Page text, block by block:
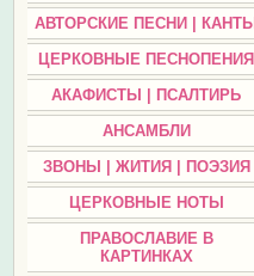
АВТОРСКИЕ ПЕСНИ | КАНТЫ
ЦЕРКОВНЫЕ ПЕСНОПЕНИЯ
АКАФИСТЫ | ПСАЛТИРЬ
АНСАМБЛИ
ЗВОНЫ | ЖИТИЯ | ПОЭЗИЯ
ЦЕРКОВНЫЕ НОТЫ
ПРАВОСЛАВИЕ В
КАРТИНКАХ